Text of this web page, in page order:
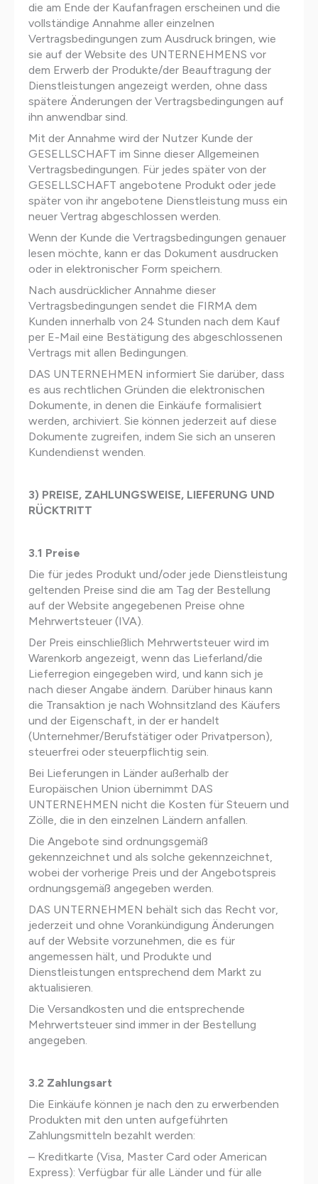
die am Ende der Kaufanfragen erscheinen und die
vollständige Annahme aller einzelnen
Vertragsbedingungen zum Ausdruck bringen, wie
sie auf der Website des UNTERNEHMENS vor
dem Erwerb der Produkte/der Beauftragung der
Dienstleistungen angezeigt werden, ohne dass
spätere Änderungen der Vertragsbedingungen auf
ihn anwendbar sind.
Mit der Annahme wird der Nutzer Kunde der
GESELLSCHAFT im Sinne dieser Allgemeinen
Vertragsbedingungen. Für jedes später von der
GESELLSCHAFT angebotene Produkt oder jede
später von ihr angebotene Dienstleistung muss ein
neuer Vertrag abgeschlossen werden.
Wenn der Kunde die Vertragsbedingungen genauer
lesen möchte, kann er das Dokument ausdrucken
oder in elektronischer Form speichern.
Nach ausdrücklicher Annahme dieser
Vertragsbedingungen sendet die FIRMA dem
Kunden innerhalb von 24 Stunden nach dem Kauf
per E-Mail eine Bestätigung des abgeschlossenen
Vertrags mit allen Bedingungen.
DAS UNTERNEHMEN informiert Sie darüber, dass
es aus rechtlichen Gründen die elektronischen
Dokumente, in denen die Einkäufe formalisiert
werden, archiviert. Sie können jederzeit auf diese
Dokumente zugreifen, indem Sie sich an unseren
Kundendienst wenden.
3) PREISE, ZAHLUNGSWEISE, LIEFERUNG UND
RÜCKTRITT
3.1 Preise
Die für jedes Produkt und/oder jede Dienstleistung
geltenden Preise sind die am Tag der Bestellung
auf der Website angegebenen Preise ohne
Mehrwertsteuer (IVA).
Der Preis einschließlich Mehrwertsteuer wird im
Warenkorb angezeigt, wenn das Lieferland/die
Lieferregion eingegeben wird, und kann sich je
nach dieser Angabe ändern. Darüber hinaus kann
die Transaktion je nach Wohnsitzland des Käufers
und der Eigenschaft, in der er handelt
(Unternehmer/Berufstätiger oder Privatperson),
steuerfrei oder steuerpflichtig sein.
Bei Lieferungen in Länder außerhalb der
Europäischen Union übernimmt DAS
UNTERNEHMEN nicht die Kosten für Steuern und
Zölle, die in den einzelnen Ländern anfallen.
Die Angebote sind ordnungsgemäß
gekennzeichnet und als solche gekennzeichnet,
wobei der vorherige Preis und der Angebotspreis
ordnungsgemäß angegeben werden.
DAS UNTERNEHMEN behält sich das Recht vor,
jederzeit und ohne Vorankündigung Änderungen
auf der Website vorzunehmen, die es für
angemessen hält, und Produkte und
Dienstleistungen entsprechend dem Markt zu
aktualisieren.
Die Versandkosten und die entsprechende
Mehrwertsteuer sind immer in der Bestellung
angegeben.
3.2 Zahlungsart
Die Einkäufe können je nach den zu erwerbenden
Produkten mit den unten aufgeführten
Zahlungsmitteln bezahlt werden:
– Kreditkarte (Visa, Master Card oder American
Express): Verfügbar für alle Länder und für alle